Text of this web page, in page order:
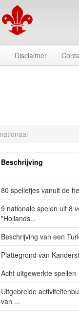
Disclaimer
Beschrijving
80 spelletjes vanuit de
9 nationale spelen uit 8
"Hollands...
Beschrijving van een
Plattegrond van
Acht uitgewerkte spellen
Uitgebreide
van ...